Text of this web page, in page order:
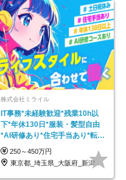
株式会社ミライル
IT事務*未経験歓迎*残業10h以
下*年休130日*服装・髪型自由
*AI研修あり*住宅手当あり*転勤
なし
250～450万円
東京都_埼玉県_大阪府_新潟県_福岡県